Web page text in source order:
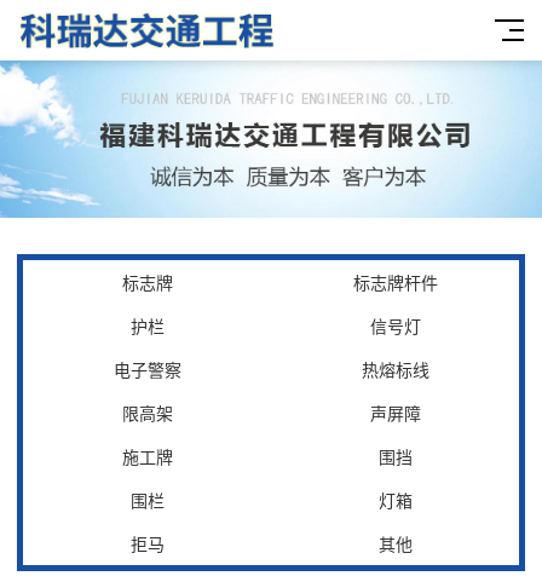
标志牌
标志牌杆件
护栏
信号灯
电子警察
热熔标线
限高架
声屏障
施工牌
围挡
围栏
灯箱
拒马
其他